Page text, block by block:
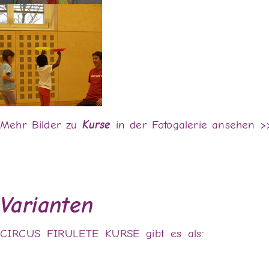
Mehr Bilder zu Kurse in der Fotogalerie ansehen
Varianten
CIRCUS FIRULETE KURSE gibt es als: